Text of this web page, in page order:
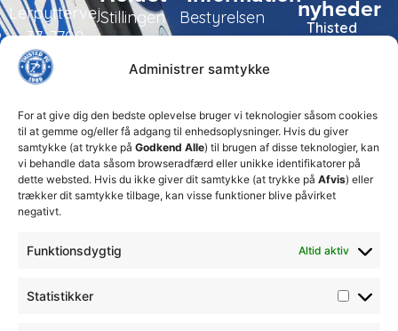
Administrer samtykke
For at give dig den bedste oplevelse bruger vi teknologier såsom cookies
til at gemme og/eller få adgang til enhedsoplysninger. Hvis du giver
samtykke (at trykke på Godkend Alle) til brugen af disse teknologier, kan
vi behandle data såsom browseradfærd eller unikke identifikatorer på
dette websted. Hvis du ikke giver dit samtykke (at trykke på Afvis) eller
trækker dit samtykke tilbage, kan visse funktioner blive påvirket
negativt.
Funktionsdygtig Altid aktiv
Statistikker
Lerpyttervej
37, 7700
Thisted
99 19
19
Stillingen
Trænerteamet
Bestyrelsen
ledelse
Erhverv
Club 500
nyheder
Thisted
for at
sikre
klubbens
fremtid
15. juli 2026
𝘀𝗽𝗶𝗹𝗹𝗲𝗿
17. april 2026
Velkommen